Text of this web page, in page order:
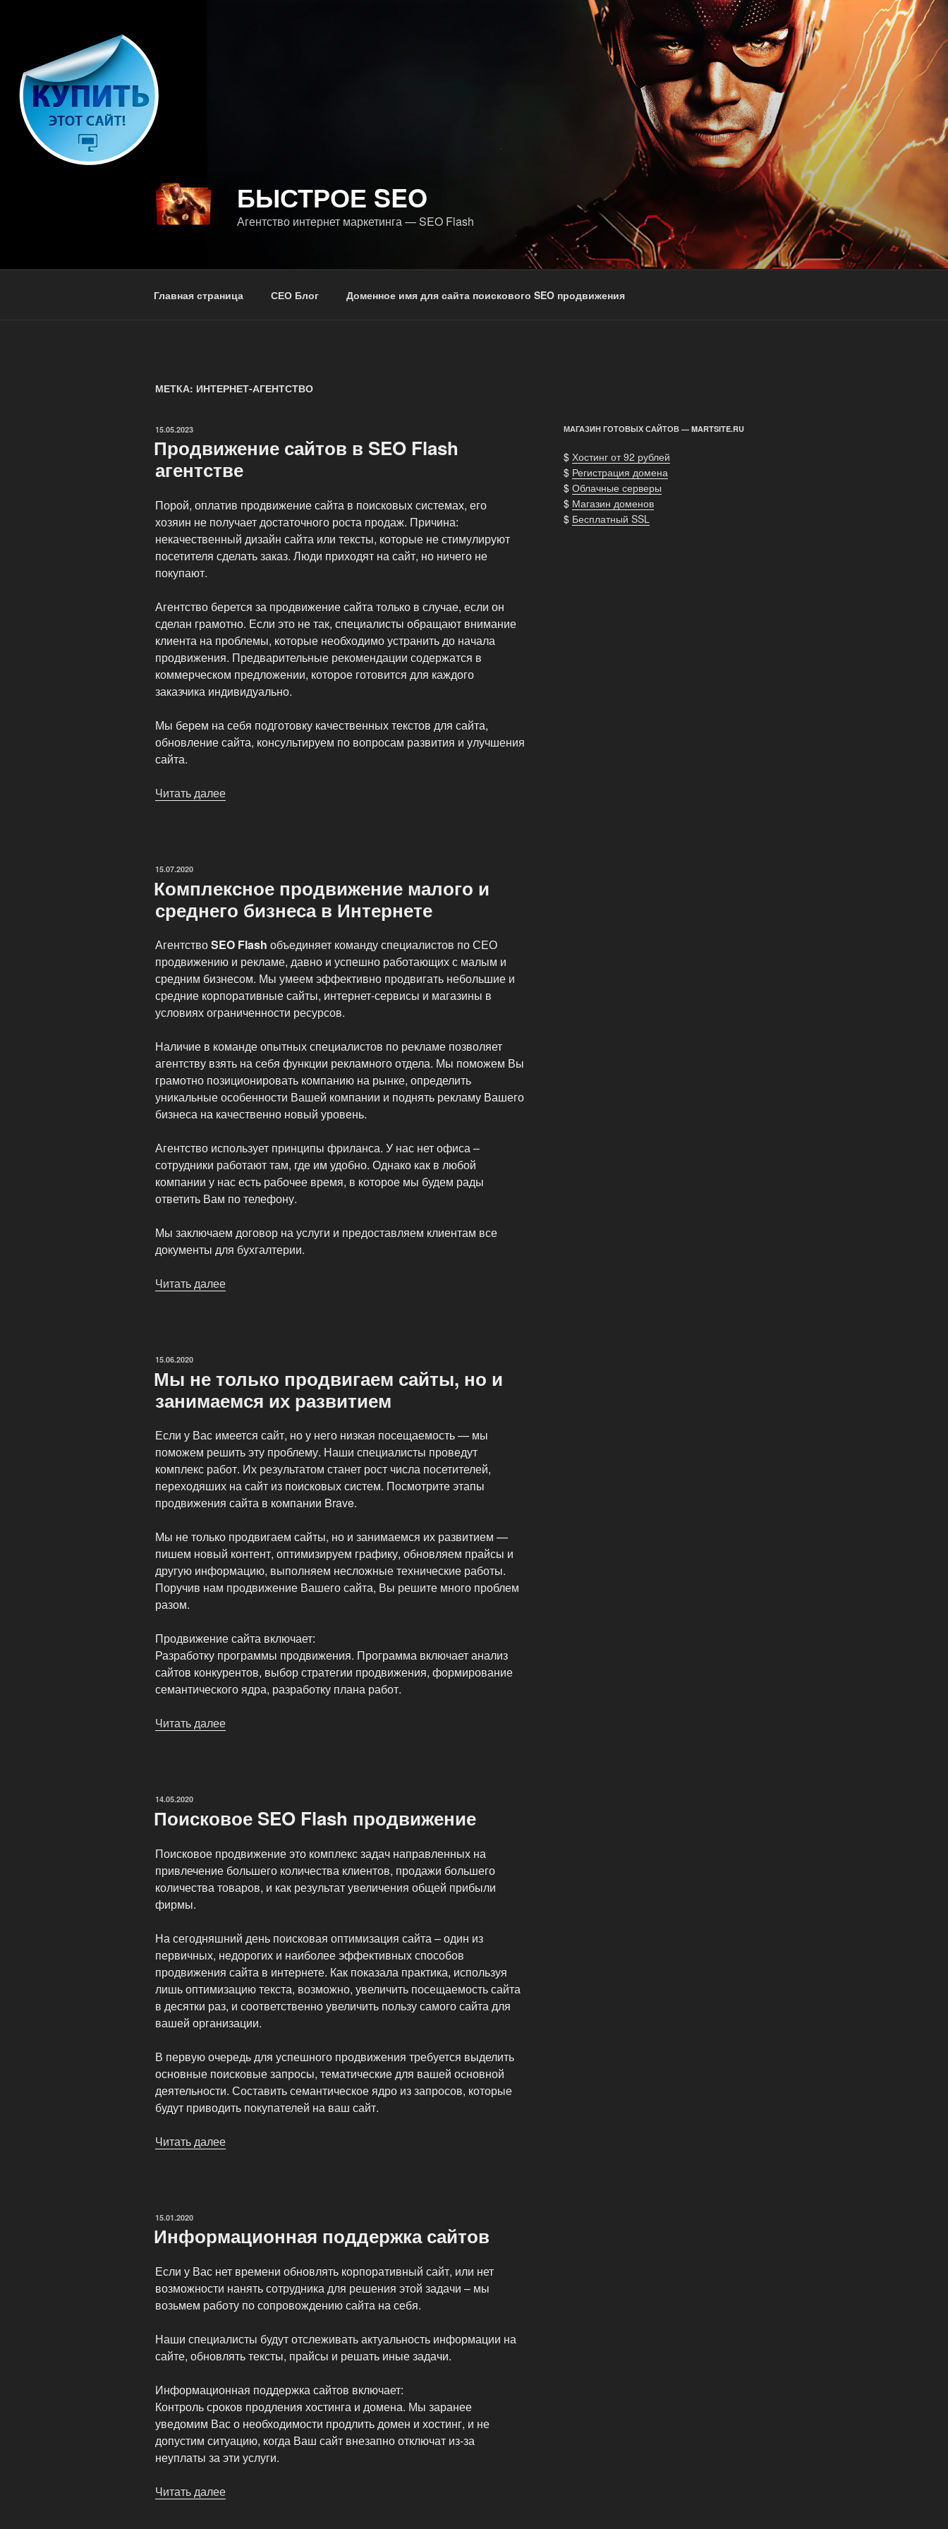
БЫСТРОЕ SEO
Агентство интернет маркетинга — SEO Flash
Главная страница СЕО Блог Доменное имя для сайта поискового SEO продвижения
МЕТКА: ИНТЕРНЕТ-АГЕНТСТВО
ОПУБЛИКОВАНО
15.05.2023
Продвижение сайтов в SEO Flash
агентстве
Порой, оплатив продвижение сайта в поисковых системах, его
хозяин не получает достаточного роста продаж. Причина:
некачественный дизайн сайта или тексты, которые не стимулируют
посетителя сделать заказ. Люди приходят на сайт, но ничего не
покупают.
Агентство берется за продвижение сайта только в случае, если он
сделан грамотно. Если это не так, специалисты обращают внимание
клиента на проблемы, которые необходимо устранить до начала
продвижения. Предварительные рекомендации содержатся в
коммерческом предложении, которое готовится для каждого
заказчика индивидуально.
Мы берем на себя подготовку качественных текстов для сайта,
обновление сайта, консультируем по вопросам развития и улучшения
сайта.
Читать далее
ОПУБЛИКОВАНО
15.07.2020
Комплексное продвижение малого и
среднего бизнеса в Интернете
АгентствоSEO Flash объединяет команду специалистов по СЕО
продвижению и рекламе, давно и успешно работающих с малым и
средним бизнесом. Мы умеем эффективно продвигать небольшие и
средние корпоративные сайты, интернет-сервисы и магазины в
условиях ограниченности ресурсов.
Наличие в команде опытных специалистов по рекламе позволяет
агентству взять на себя функции рекламного отдела. Мы поможем Вы
грамотно позиционировать компанию на рынке, определить
уникальные особенности Вашей компании и поднять рекламу Вашего
бизнеса на качественно новый уровень.
Агентство использует принципы фриланса. У нас нет офиса –
сотрудники работают там, где им удобно. Однако как в любой
компании у нас есть рабочее время, в которое мы будем рады
ответить Вам по телефону.
Мы заключаем договор на услуги и предоставляем клиентам все
документы для бухгалтерии.
Читать далее
в
Интернете»
ОПУБЛИКОВАНО
15.06.2020
Мы не только продвигаем сайты, но и
занимаемся их развитием
Если у Вас имеется сайт, но у него низкая посещаемость — мы
поможем решить эту проблему. Наши специалисты проведут
комплекс работ. Их результатом станет рост числа посетителей,
переходяших на сайт из поисковых систем. Посмотрите этапы
продвижения сайта в компании Brave.
Мы не только продвигаем сайты, но и занимаемся их развитием —
пишем новый контент, оптимизируем графику, обновляем прайсы и
другую информацию, выполняем несложные технические работы.
Поручив нам продвижение Вашего сайта, Вы решите много проблем
разом.
Продвижение сайта включает:
Разработку программы продвижения. Программа включает анализ
сайтов конкурентов, выбор стратегии продвижения, формирование
семантического ядра, разработку плана работ.
Читать далее
и
их
развитием»
ОПУБЛИКОВАНО
14.05.2020
Поисковое SEO Flash продвижение
Поисковое продвижение это комплекс задач направленных на
привлечение большего количества клиентов, продажи большего
количества товаров, и как результат увеличения общей прибыли
фирмы.
На сегодняшний день поисковая оптимизация сайта – один из
первичных, недорогих и наиболее эффективных способов
продвижения сайта в интернете. Как показала практика, используя
лишь оптимизацию текста, возможно, увеличить посещаемость сайта
в десятки раз, и соответственно увеличить пользу самого сайта для
вашей организации.
В первую очередь для успешного продвижения требуется выделить
основные поисковые запросы, тематические для вашей основной
деятельности. Составить семантическое ядро из запросов, которые
будут приводить покупателей на ваш сайт.
Читать далее
ОПУБЛИКОВАНО
15.01.2020
Информационная поддержка сайтов
Если у Вас нет времени обновлять корпоративный сайт, или нет
возможности нанять сотрудника для решения этой задачи – мы
возьмем работу по сопровождению сайта на себя.
Наши специалисты будут отслеживать актуальность информации на
сайте, обновлять тексты, прайсы и решать иные задачи.
Информационная поддержка сайтов включает:
Контроль сроков продления хостинга и домена. Мы заранее
уведомим Вас о необходимости продлить домен и хостинг, и не
допустим ситуацию, когда Ваш сайт внезапно отключат из-за
неуплаты за эти услуги.
Читать далее
МАГАЗИН ГОТОВЫХ САЙТОВ — MARTSITE.RU
$ Хостинг от 92 рублей
$ Регистрация домена
$ Облачные серверы
$ Магазин доменов
$ Бесплатный SSL